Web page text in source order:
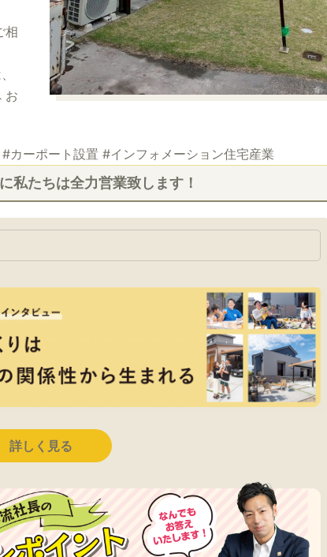
相
お
ーポート設置 #インフォメーション住宅産業
私たちは全力営業致します！
詳しく見る